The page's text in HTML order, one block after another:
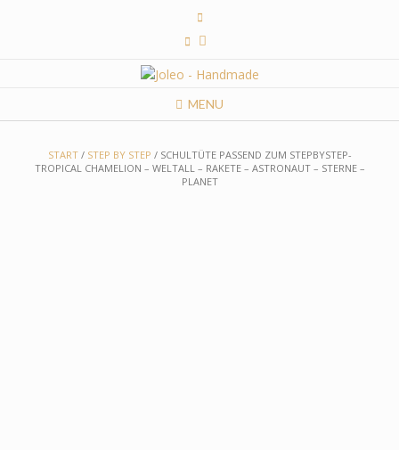
MENU
START/ STEP BY STEP / SCHULTÜTE PASSEND ZUM STEPBYSTEP-
TROPICAL CHAMELION – WELTALL – RAKETE – ASTRONAUT – STERNE –
PLANET